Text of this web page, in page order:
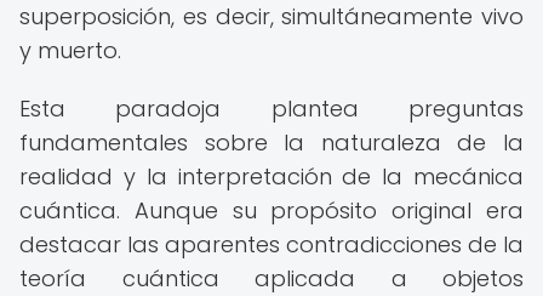
superposición, es decir, simultáneamente vivo
y muerto.
Esta paradoja plantea preguntas
fundamentales sobre la naturaleza de la
realidad y la interpretación de la mecánica
cuántica. Aunque su propósito original era
destacar las aparentes contradicciones de la
teoría cuántica aplicada a objetos